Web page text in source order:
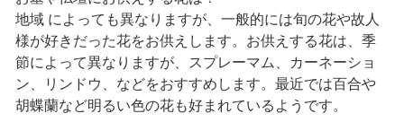
地域 によっても異なりますが、一般的には旬の花や故人
様が好きだった花をお供えします。お供えする花は、季
節によって異なりますが、スプレーマム、カーネーショ
ン、リンドウ、などをおすすめします。最近では百合や
胡蝶蘭など明るい色の花も好まれているようです。